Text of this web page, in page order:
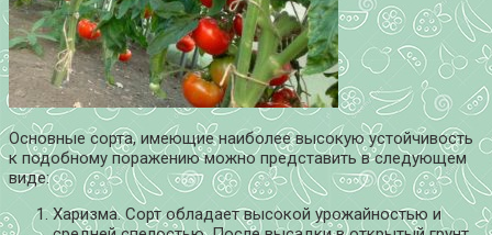
Основные сорта, имеющие наиболее высокую устойчивость
к подобному поражению можно представить в следующем
виде:
Харизма. Сорт обладает высокой урожайностью и